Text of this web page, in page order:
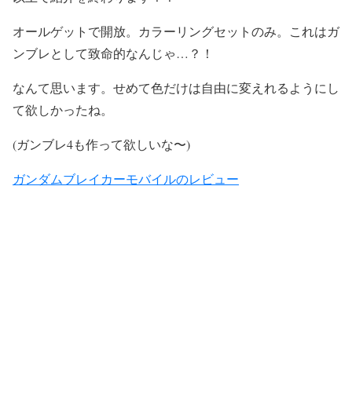
オールゲットで開放。カラーリングセットのみ。これはガ
ンブレとして致命的なんじゃ…？！
なんて思います。せめて色だけは自由に変えれるようにし
て欲しかったね。
(ガンブレ4も作って欲しいな〜)
ガンダムブレイカーモバイルのレビュー